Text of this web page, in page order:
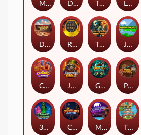
MIAMI MAYHEM DONNY AND DANNY TIGER LEGENDS Le Fisherman
Darkside Prairie: Magical Beast Raidmark The Lost Book of Mummy’s Curse Jumpasaurs
Crowned Corners Junkyard Kings 2 Ghostly Hallows Peek & Pounce
3 Arcane Cauldrons Crownlings Clusters Midnight Mirage Tikitopia BoosterBelt